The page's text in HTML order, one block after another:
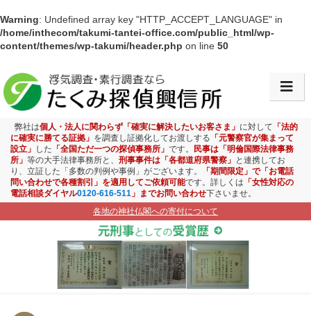
Warning: Undefined array key "HTTP_ACCEPT_LANGUAGE" in
/home/inthecom/takumi-tantei-office.com/public_html/wp-
content/themes/wp-takumi/header.php on line 50
会社情報・アクセス
素行調査
盗聴盗撮調査
ストーカー対策
お子様見守り調査
企業調査
弊社は個人・法人に関わらず「確実に解決したいお客さま」 に対して 「法的
に確実に勝てる証拠」 を調査し証拠化してお渡しする 「元警察官が集まって
設立」 した 「全国ただ一つの探偵事務所」 です。
民事は「明倫国際法律事務
所」 等の大手法律事務所と、 刑事事件は「各都道府県警察」 と連携してお
り、立証した「多数の判例や事例」がございます。
「期間限定」で「お電話
問い合わせで各種割引」を適用してご依頼可能です。詳しくは 「女性対応の
電話相談ダイヤル0120-616-511 」までお問い合わせ下さいませ。
各地の神社仏閣への寄付について